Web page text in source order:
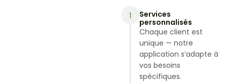
1 Services
personnalisés
Chaque client est
unique — notre
application s’adapte à
vos besoins
spécifiques.